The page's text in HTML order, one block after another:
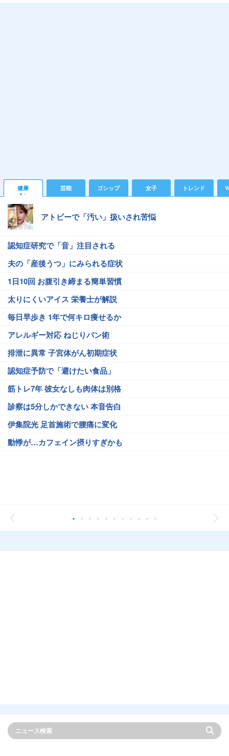
健康 芸能 ゴシップ 女子 トレンド
アトピーで「汚い」扱いされ苦悩
認知症研究で「音」注目される
夫の「産後うつ」にみられる症状
1日10回 お腹引き締まる簡単習慣
太りにくいアイス 栄養士が解説
毎日早歩き 1年で何キロ痩せるか
アレルギー対応 ねじりパン術
排泄に異常 子宮体がん初期症状
認知症予防で「避けたい食品」
筋トレ7年 彼女なしも肉体は別格
診察は5分しかできない 本音告白
伊集院光 足首施術で腰痛に変化
動悸が…カフェイン摂りすぎかも